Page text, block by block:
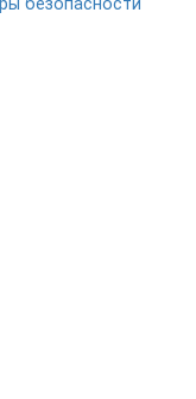
безопасности